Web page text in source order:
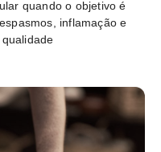
quando o objetivo é
inflamação e